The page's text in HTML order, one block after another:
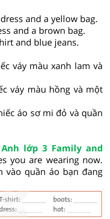
and a yellow bag.
and a brown bag.
and blue jeans.
váy màu xanh lam và
váy màu hồng và một
áo sơ mi đỏ và quần
lớp 3 Family and
you are wearing now.
vào quần áo bạn đang